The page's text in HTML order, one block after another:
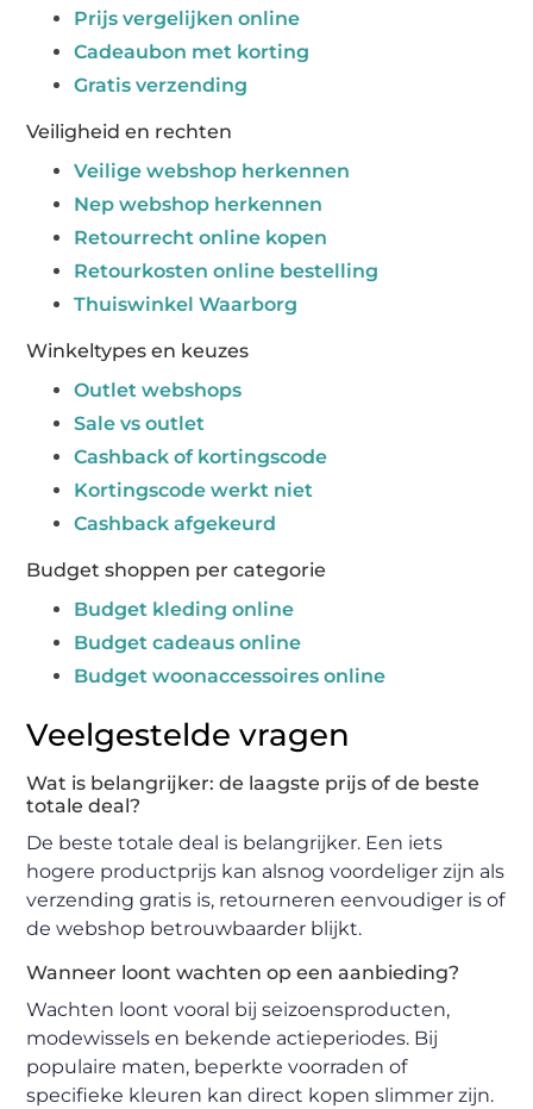
Prijs vergelijken online
Cadeaubon met korting
Gratis verzending
Veiligheid en rechten
Veilige webshop herkennen
Nep webshop herkennen
Retourrecht online kopen
Retourkosten online bestelling
Thuiswinkel Waarborg
Winkeltypes en keuzes
Outlet webshops
Sale vs outlet
Cashback of kortingscode
Kortingscode werkt niet
Cashback afgekeurd
Budget shoppen per categorie
Budget kleding online
Budget cadeaus online
Budget woonaccessoires online
Veelgestelde vragen
Wat is belangrijker: de laagste prijs of de beste
totale deal?
De beste totale deal is belangrijker. Een iets
hogere productprijs kan alsnog voordeliger zijn als
verzending gratis is, retourneren eenvoudiger is of
de webshop betrouwbaarder blijkt.
Wanneer loont wachten op een aanbieding?
Wachten loont vooral bij seizoensproducten,
modewissels en bekende actieperiodes. Bij
populaire maten, beperkte voorraden of
specifieke kleuren kan direct kopen slimmer zijn.